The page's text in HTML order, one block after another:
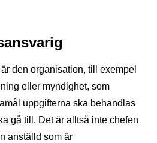
den organisation, till exempel
eller myndighet, som
uppgifterna ska behandlas
gå till. Det är alltså inte chefen
anställd som är